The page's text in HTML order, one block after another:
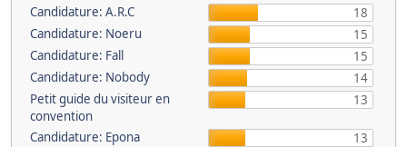
Candidature: A.R.C
18
Candidature: Noeru
15
Candidature: Fall
15
Candidature: Nobody
14
Petit guide du visiteur en
convention
13
Candidature: Epona 13